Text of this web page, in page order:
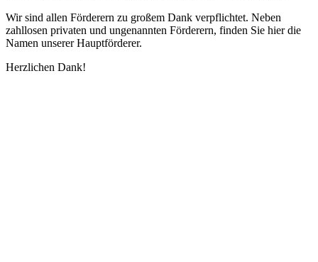
Wir sind allen Förderern zu großem Dank verpflichtet. Neben
zahllosen privaten und ungenannten Förderern, finden Sie hier die
Namen unserer Hauptförderer.
Herzlichen Dank!